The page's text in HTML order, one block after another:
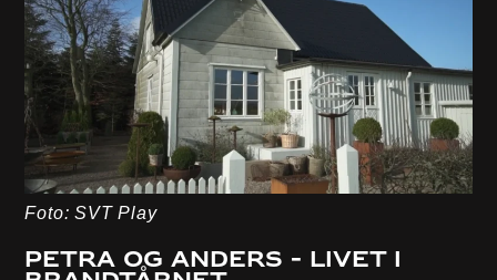
Foto: SVT Play
Petra og Anders - Livet i